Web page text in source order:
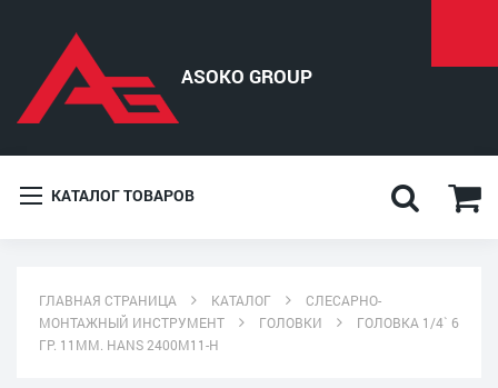
КАТАЛОГ ТОВАРОВ
ГЛАВНАЯ СТРАНИЦА КАТАЛОГ
СЛЕСАРНО-
МОНТАЖНЫЙ ИНСТРУМЕНТ
ГОЛОВКИ
ГОЛОВКА 1/4` 6
ГР. 11ММ. HANS 2400M11-H